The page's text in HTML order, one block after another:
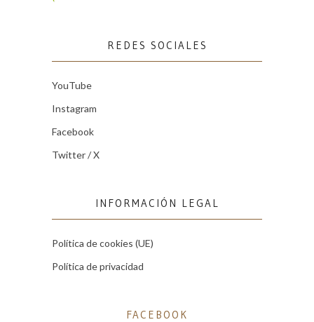
REDES SOCIALES
YouTube
Instagram
Facebook
Twitter / X
INFORMACIÓN LEGAL
Política de cookies (UE)
Política de privacidad
FACEBOOK